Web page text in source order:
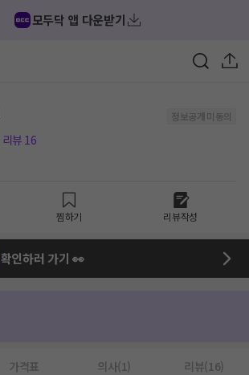
모두닥 앱 다운받기
정보공개 미동의
리뷰 16
찜하기 리뷰작성
확인하러 가기 👀
가격표 의사(1) 리뷰(16)